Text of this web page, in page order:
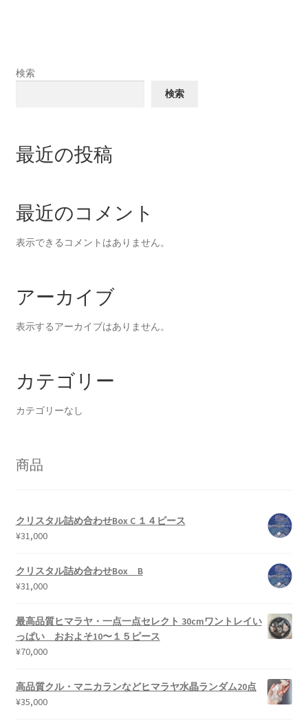
検索
検索
最近の投稿
最近のコメント
表示できるコメントはありません。
アーカイブ
表示するアーカイブはありません。
カテゴリー
カテゴリーなし
商品
クリスタル詰め合わせBox C １４ピース
¥31,000
クリスタル詰め合わせBox B
¥31,000
最高品質ヒマラヤ・一点一点セレクト 30cmワントレイい
っぱい おおよそ10〜１５ピース
¥70,000
高品質クル・マニカランなどヒマラヤ水晶ランダム20点
¥35,000